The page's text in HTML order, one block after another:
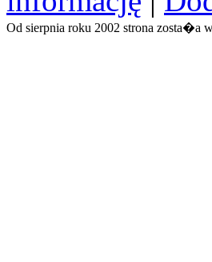
Od sierpnia roku 2002 strona zosta�a